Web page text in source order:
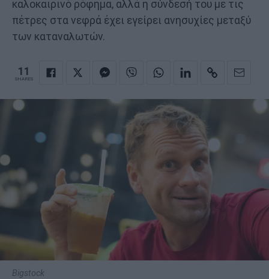
καλοκαιρινό ρόφημα, αλλά η σύνδεσή του με τις
πέτρες στα νεφρά έχει εγείρει ανησυχίες μεταξύ
των καταναλωτών.
11
SHARES
Bigstock